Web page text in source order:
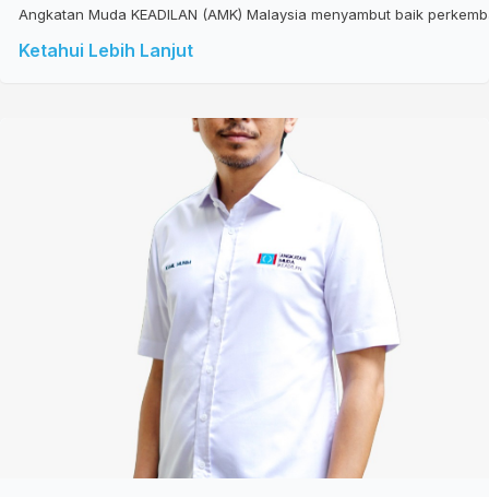
Angkatan Muda KEADILAN (AMK) Malaysia menyambut baik
Ketahui Lebih Lanjut